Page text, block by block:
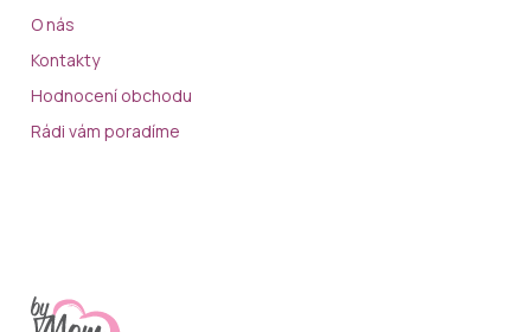
O nás
Kontakty
Hodnocení obchodu
Rádi vám poradíme